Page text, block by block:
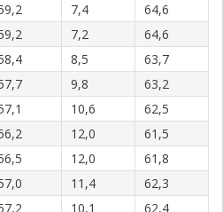
7,4
64,6
7,2
64,6
8,5
63,7
9,8
63,2
10,6
62,5
12,0
61,5
12,0
61,8
11,4
62,3
10,1
62,4